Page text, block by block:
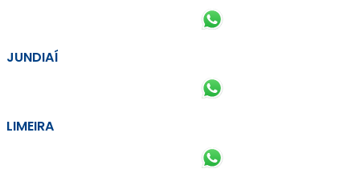
JUNDIAÍ
LIMEIRA